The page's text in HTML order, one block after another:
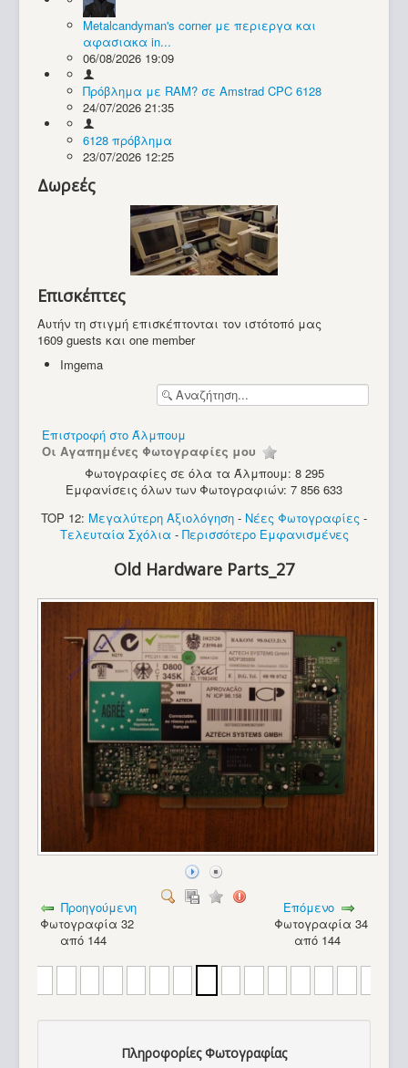
Υπολογιστές
Commodore Max Machine
Metalcandyman's corner με περιεργα και
αφασιακα in...
06/08/2026 19:09
Πρόβλημα με RAM? σε Amstrad CPC 6128
24/07/2026 21:35
6128 πρόβλημα
23/07/2026 12:25
Δωρεές
Επισκέπτες
Αυτήν τη στιγμή επισκέπτονται τον ιστότοπό μας
1609 guests και one member
Imgema
Επιστροφή στο Άλμπουμ
Οι Αγαπημένες Φωτογραφίες μου
Φωτογραφίες σε όλα τα Άλμπουμ: 8 295
Εμφανίσεις όλων των Φωτογραφιών: 7 856 633
TOP 12: Μεγαλύτερη Αξιολόγηση - Νέες Φωτογραφίες -
Τελευταία Σχόλια - Περισσότερο Εμφανισμένες
Old Hardware Parts_27
Προηγούμενη
Φωτογραφία 32
από 144
Επόμενο
Φωτογραφία 34
από 144
Πληροφορίες Φωτογραφίας